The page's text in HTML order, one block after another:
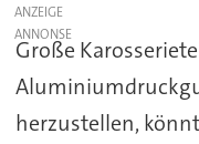
ANZEIGE
Große
herzustellen,